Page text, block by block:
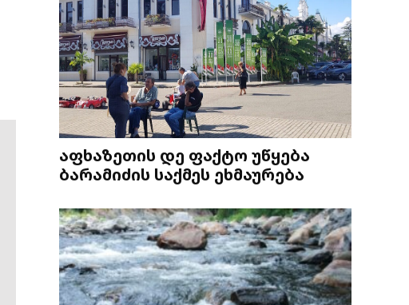
აფხაზეთის დე ფაქტო უწყება
ბარამიძის საქმეს ეხმაურება